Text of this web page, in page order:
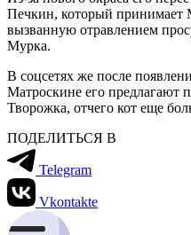
Печкин, который принимает
вызванную отравлением
Мурка.
В соцсетях же после
Матроскине его предлагают
Творожка, отчего кот еще
ПОДЕЛИТЬСЯ В
Telegram
Vkontakte